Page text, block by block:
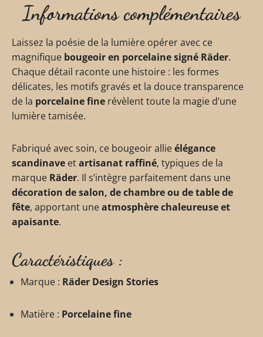
Informations complémentaires
Laissez la poésie de la lumière opérer avec ce
magnifique bougeoir en porcelaine signé Räder.
Chaque détail raconte une histoire : les formes
délicates, les motifs gravés et la douce transparence
de la porcelaine fine révèlent toute la magie d’une
lumière tamisée.
Fabriqué avec soin, ce bougeoir allieélégance
scandinave etartisanat raffiné, typiques de la
marque Räder. Il s’intègre parfaitement dans une
décoration de salon, de chambre ou de table de
fête, apportant uneatmosphère chaleureuse et
apaisante.
Caractéristiques :
Marque : Räder Design Stories
Matière : Porcelaine fine